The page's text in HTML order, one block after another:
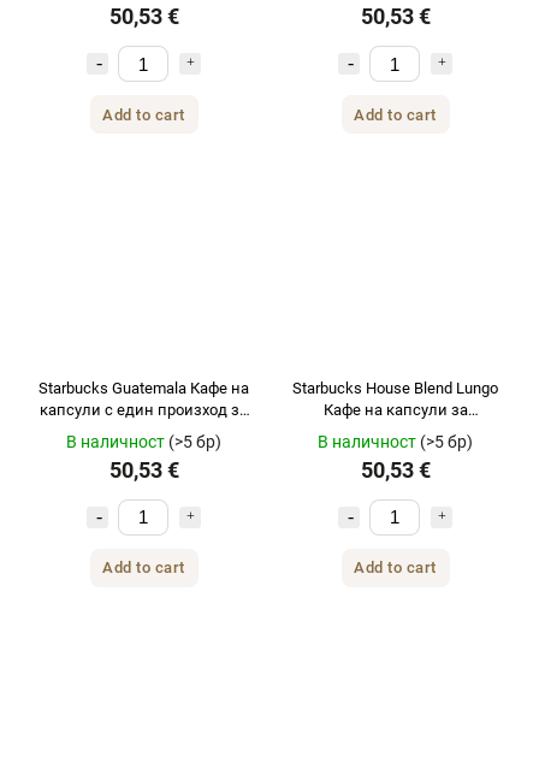
50,53 €
Add to cart
50,53 €
Add to cart
Starbucks Guatemala Кафе на
капсули с един произход за
Nespresso 120 бр.
В наличност (>5 бр)
50,53 €
Add to cart
Starbucks House Blend Lungo
Кафе на капсули за
Nespresso 120 бр.
В наличност (>5 бр)
50,53 €
Add to cart